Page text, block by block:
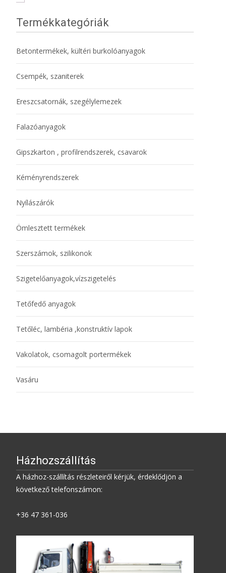
Termékkategóriák
Betontermékek, kültéri burkolóanyagok
Csempék, szaniterek
Ereszcsatornák, szegélylemezek
Falazóanyagok
Gipszkarton , profilrendszerek, csavarok
Kéményrendszerek
Nyílászárók
Ömlesztett termékek
Szerszámok, szilikonok
Szigetelőanyagok,vízszigetelés
Tetőfedő anyagok
Tetőléc, lambéria ,konstruktív lapok
Vakolatok, csomagolt portermékek
Vasáru
Házhozszállítás
A házhoz-szállítás részleteiről kérjük, érdeklődjön a
következő telefonszámon:
+36 47 361-036